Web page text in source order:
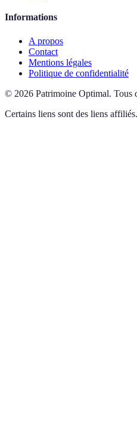
Informations
A propos
Contact
Mentions légales
Politique de confidentialité
© 2026 Patrimoine Optimal. Tous
Certains liens sont des liens affiliés.